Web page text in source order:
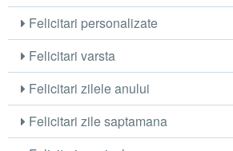
Felicitari personalizate
Felicitari varsta
Felicitari zilele anului
Felicitari zile saptamana